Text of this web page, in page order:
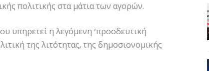
πολιτικής στα μάτια των αγορών.
υπηρετεί η λεγόμενη ‘προοδευτική
της λιτότητας, της δημοσιονομικής